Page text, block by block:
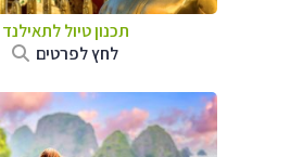
תכנון טיול לתאילנד
לחץ לפרטים